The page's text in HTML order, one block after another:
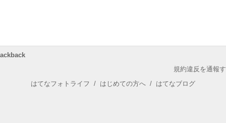
規約違反を通報
はてなフォトライフ / はじめての方へ / はてなブログ